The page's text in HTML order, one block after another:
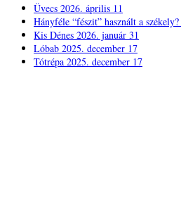
Üvecs 2026. április 11
Hányféle “fészit” használt a székely?
Kis Dénes 2026. január 31
Lóbab 2025. december 17
Tótrépa 2025. december 17